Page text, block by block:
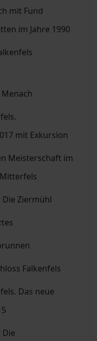
mit Fund
im Jahre 1990
mit Exkursion
Meisterschaft im
Ziermühl
Falkenfels
Das neue